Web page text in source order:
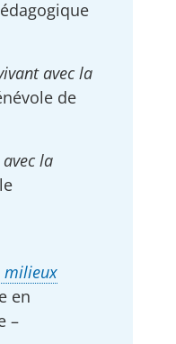
avec la
de
la
milieux
en
–